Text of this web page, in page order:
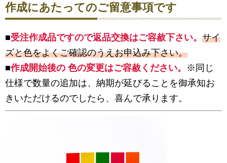
作成にあたってのご留意事項です
■受注作成品ですので返品交換はご容赦下さい。 サイ
ズと色をよくご確認のうえお申込み下さい。
■作成開始後の 色の変更はご容赦ください。 ※同じ
仕様で数量の追加は、納期が延びることを御承知お
きいただけるのでしたら、喜んで承ります。